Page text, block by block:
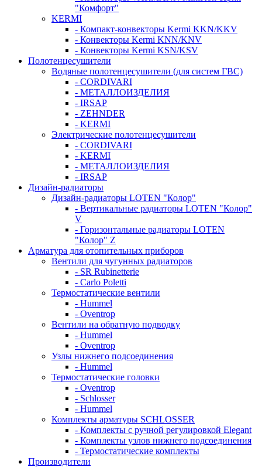
"Комфорт"
KERMI
- Компакт-конвекторы Kermi KKN/KKV
- Конвекторы Kermi KNN/KNV
- Конвекторы Kermi KSN/KSV
Полотенцесушители
Водяные полотенцесушители (для систем ГВС)
- CORDIVARI
- МЕТАЛЛОИЗДЕЛИЯ
- IRSAP
- ZEHNDER
- KERMI
Электрические полотенцесушители
- CORDIVARI
- KERMI
- МЕТАЛЛОИЗДЕЛИЯ
- IRSAP
Дизайн-радиаторы
Дизайн-радиаторы LOTEN "Колор"
- Вертикальные радиаторы LOTEN "Колор"
V
- Горизонтальные радиаторы LOTEN
"Колор" Z
Арматура для отопительных приборов
Вентили для чугунных радиаторов
- SR Rubinetterie
- Carlo Poletti
Термостатические вентили
- Hummel
- Oventrop
Вентили на обратную подводку
- Hummel
- Oventrop
Узлы нижнего подсоединения
- Hummel
Термостатические головки
- Oventrop
- Schlosser
- Hummel
Комплекты арматуры SCHLOSSER
- Комплекты с ручной регулировкой Elegant
- Комплекты узлов нижнего подсоединения
- Термостатические комплекты
Производители